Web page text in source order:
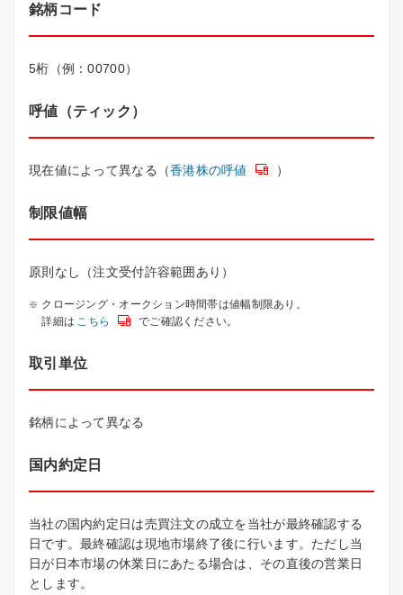
銘柄コード
5桁（例：00700）
呼値（ティック）
現在値によって異なる（香港株の呼値 ）
制限値幅
原則なし（注文受付許容範囲あり）
クロージング・オークション時間帯は値幅制限あり。
詳細は こちら でご確認ください。
取引単位
銘柄によって異なる
国内約定日
当社の国内約定日は売買注文の成立を当社が最終確認する
日です。最終確認は現地市場終了後に行います。ただし当
日が日本市場の休業日にあたる場合は、その直後の営業日
とします。